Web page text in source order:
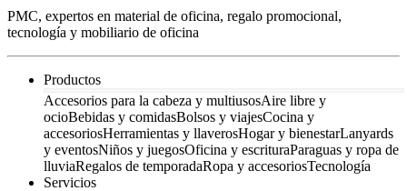
PMC, expertos en material de oficina, regalo promocional,
tecnología y mobiliario de oficina
Productos
Accesorios para la cabeza y multiusosAire libre y
ocioBebidas y comidasBolsos y viajesCocina y
accesoriosHerramientas y llaverosHogar y bienestarLanyards
y eventosNiños y juegosOficina y escrituraParaguas y ropa de
lluviaRegalos de temporadaRopa y accesoriosTecnología
Servicios